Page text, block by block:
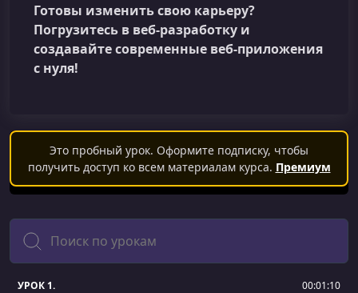
Готовы изменить свою карьеру?
Погрузитесь в веб‑разработку и
создавайте современные веб‑приложения
с нуля!
Это пробный урок. Оформите подписку, чтобы
получить доступ ко всем материалам курса. Премиум
Поиск
УРОК 1. 00:01:10